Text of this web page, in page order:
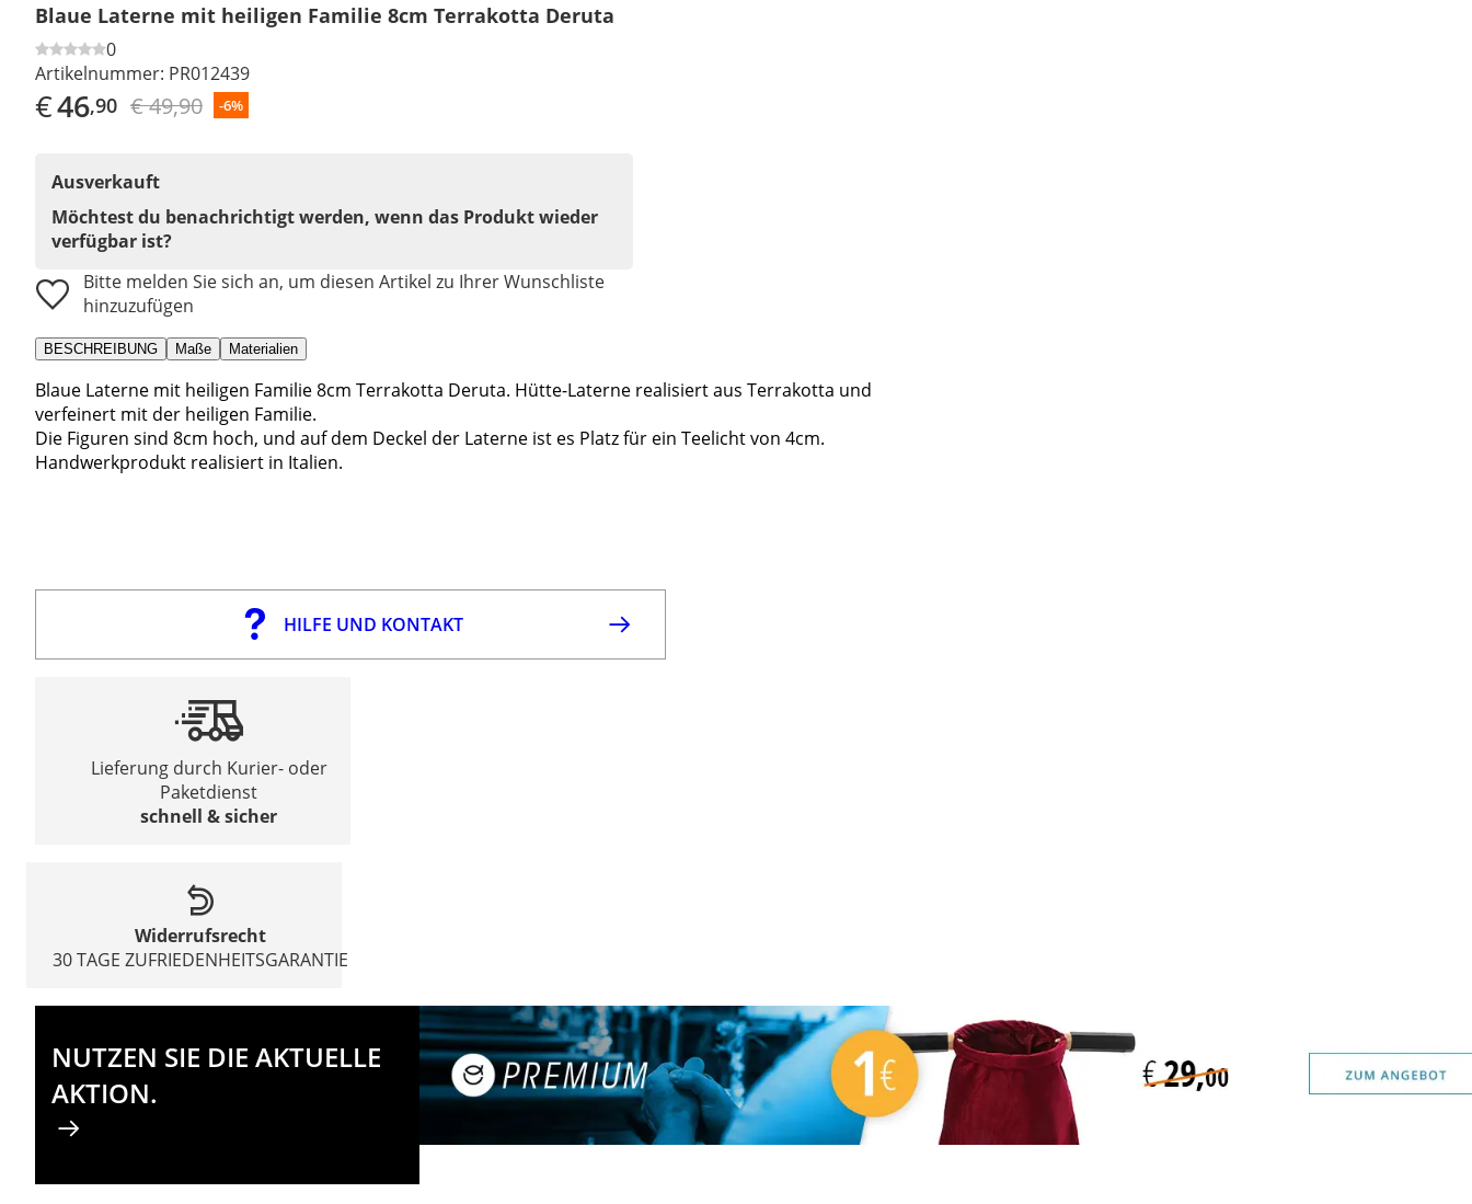
Blaue Laterne mit heiligen Familie 8cm Terrakotta Deruta
0
Artikelnummer: PR012439
€46,90 € 49,90 -6%
Ausverkauft
Möchtest du benachrichtigt werden, wenn das Produkt wieder
verfügbar ist?
Bitte melden Sie sich an, um diesen Artikel zu Ihrer Wunschliste
hinzuzufügen
BESCHREIBUNG Maße Materialien
Blaue Laterne mit heiligen Familie 8cm Terrakotta Deruta. Hütte-Laterne realisiert aus Terrakotta und
verfeinert mit der heiligen Familie.
Die Figuren sind 8cm hoch, und auf dem Deckel der Laterne ist es Platz für ein Teelicht von 4cm.
Handwerkprodukt realisiert in Italien.
HILFE UND KONTAKT
Lieferung durch Kurier- oder
Paketdienst
schnell & sicher
Widerrufsrecht
30 TAGE ZUFRIEDENHEITSGARANTIE
NUTZEN SIE DIE AKTUELLE
AKTION.